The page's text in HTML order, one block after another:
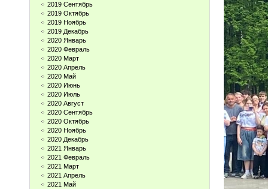
2019 Сентябрь
2019 Октябрь
2019 Ноябрь
2019 Декабрь
2020 Январь
2020 Февраль
2020 Март
2020 Апрель
2020 Май
2020 Июнь
2020 Июль
2020 Август
2020 Сентябрь
2020 Октябрь
2020 Ноябрь
2020 Декабрь
2021 Январь
2021 Февраль
2021 Март
2021 Апрель
2021 Май